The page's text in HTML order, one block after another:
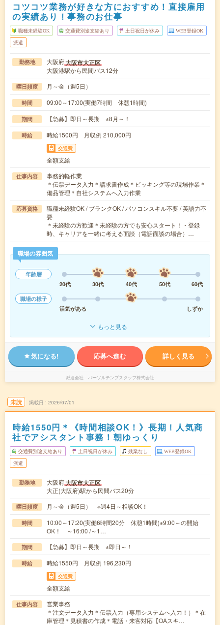
コツコツ業務が好きな方におすすめ！直接雇用
の実績あり！事務のお仕事
職種未経験OK 交通費別途支給あり 土日祝日が休み WEB登録OK
派遣
勤務地 大阪府大阪市大正区
大阪港駅から民間バス12分
曜日頻度 月～金（週5日）
時間 09:00～17:00(実働7時間 休憩1時間)
期間 【急募】即日～長期 ※8月～！
時給 時給1500円 月収例 210,000円
交通費
全額支給
仕事内容
事務的軽作業
＊伝票データ入力＊請求書作成＊ピッキング等の現場作業＊
備品管理＊自社システムへ入力作業
応募資格
職種未経験OK / ブランクOK / パソコンスキル不要 / 英語力不
要
＊未経験の方歓迎＊未経験の方でも安心スタート！・登録
時、キャリアを一緒に考える面談（電話面談の場合）…
職場の雰囲気
年齢層
20代
30代 40代 50代
60代
職場の様子
活気がある
しずか
もっと見る
気になる! 応募へ進む 詳しく見る
派遣会社 パーソルテンプスタッフ株式会社
未読 掲載日 2026/07/01
時給1550円＊《時間相談OK！》長期！人気商
社でアシスタント事務！朝ゆっくり
交通費別途支給あり 土日祝日が休み 残業なし WEB登録OK
派遣
勤務地 大阪府大阪市大正区
大正(大阪府)駅から民間バス20分
曜日頻度 月～金（週5日） ※週4日～相談OK！
時間
10:00～17:20(実働6時間20分 休憩1時間)※9:00～の開始
OK！ ～16:00 /～1…
期間 【急募】即日～長期 ※即日～！
時給 時給1550円 月収例 196,230円
交通費
全額支給
仕事内容
営業事務
＊注文データ入力＊伝票入力（専用システムへ入力！）＊在
庫管理＊見積書の作成＊電話・来客対応【OAスキ…